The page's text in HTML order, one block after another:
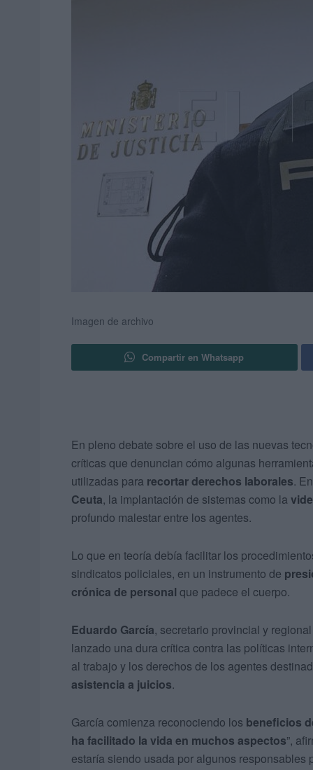
Imagen de archivo
Compartir en Whatsapp
En pleno debate sobre el uso de las nuevas
críticas que denuncian cómo algunas
utilizadas para recortar derechos laborales.
Ceuta, la implantación de sistemas como la
profundo malestar entre los agentes.
Lo que en teoría debía facilitar los
sindicatos policiales, en un instrumento de
crónica de personal que padece el cuerpo.
Eduardo García, secretario provincial y
lanzado una dura crítica contra las políticas
al trabajo y los derechos de los agentes
asistencia a juicios.
García comienza reconociendo los beneficios
ha facilitado la vida en muchos aspectos”,
estaría siendo usada por algunos responsables